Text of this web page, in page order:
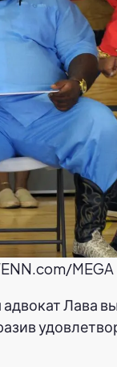
MEGA
Лава